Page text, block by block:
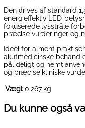
Den drives af standard
energieffektiv LED-
fokuserede lysstråle
præcise vurderinger og
Ideel for alment
akutmedicinske
pålideligt og nemt
og præcise kliniske
Vægt 0,267 kg
Du kunne også